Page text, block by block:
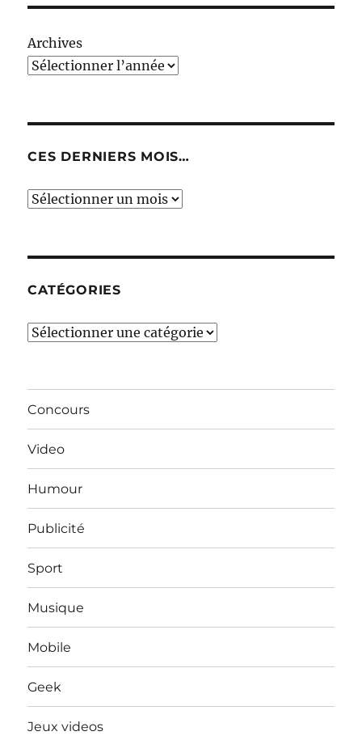
Archives
CES DERNIERS MOIS…
Ces
CATÉGORIES
Catégories
Concours
Video
Humour
Publicité
Sport
Musique
Mobile
Geek
Jeux videos